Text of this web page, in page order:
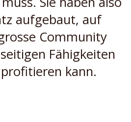
aufgebaut, auf
Community
Fähigkeiten
kann.